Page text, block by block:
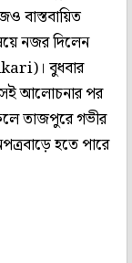
বাস্তবায়িত
নজর দিলেন
বুধবার
আলোচনার পর
তাজপুরে গভীর
হতে পারে